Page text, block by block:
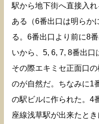
駅から地下街へ直接入
ある（6番出口は明らか
る。6番出口より前に8
いから、5, 6, 7, 8番出口
その際エキミセ正面口
のが自然だ。ちなみに1
の駅ビルに作られた。4
座線浅草駅が出来たと